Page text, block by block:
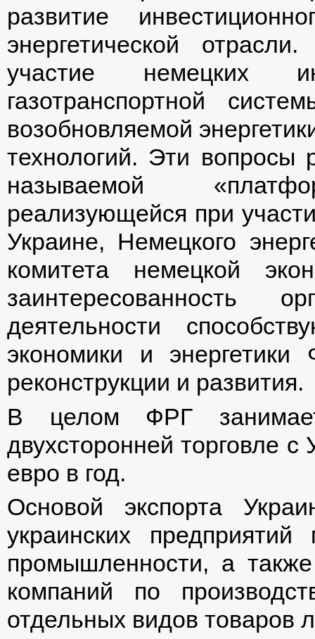
развитие
энергетической
участие немецких
газотранспортной
возобновляемой
технологий. Эти
называемой
реализующейся при
Украине, Немецкого
комитета немецкой
заинтересованность
деятельности
экономики и
реконструкции и развития.
В целом ФРГ
двухсторонней торговле
евро в год.
Основой экспорта
украинских
промышленности, а
компаний по
отдельных видов товаров